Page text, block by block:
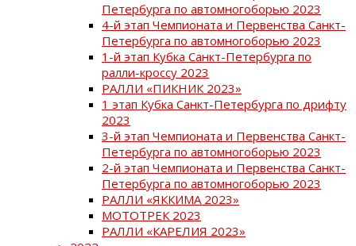
Петербурга по автомногоборью 2023
4-й этап Чемпионата и Первенства Санкт-
Петербурга по автомногоборью 2023
1-й этап Кубка Санкт-Петербурга по
ралли-кроссу 2023
РАЛЛИ «ПИКНИК 2023»
1 этап Кубка Санкт-Петербурга по дрифту
2023
3-й этап Чемпионата и Первенства Санкт-
Петербурга по автомногоборью 2023
2-й этап Чемпионата и Первенства Санкт-
Петербурга по автомногоборью 2023
РАЛЛИ «ЯККИМА 2023»
МОТОТРЕК 2023
РАЛЛИ «КАРЕЛИЯ 2023»